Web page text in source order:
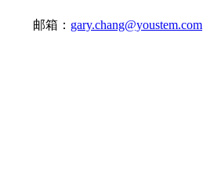
邮箱： gary.chang@youstem.com